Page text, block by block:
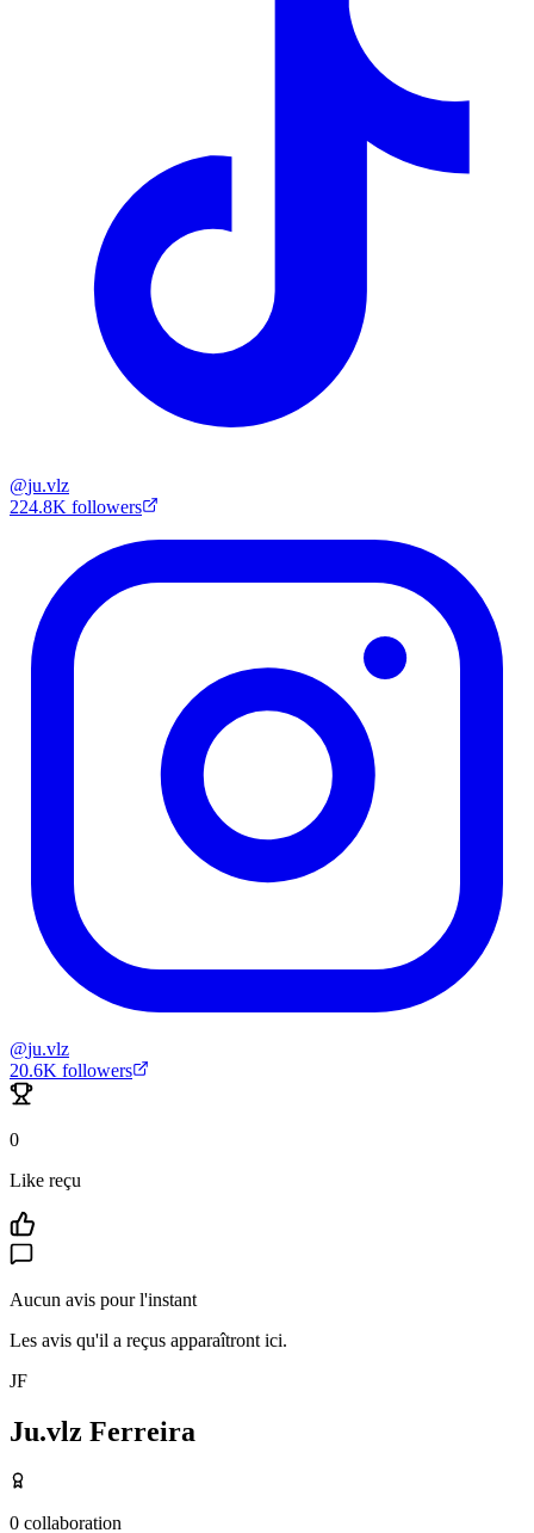
@ju.vlz
224.8K followers
@ju.vlz
20.6K followers
0
Like reçu
Aucun avis pour l'instant
Les avis qu'il a reçus apparaîtront ici.
JF
Ju.vlz Ferreira
0 collaboration